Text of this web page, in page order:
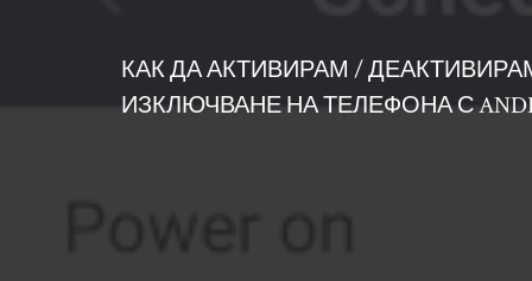
КАК ДА АКТИВИРАМ /
ИЗКЛЮЧВАНЕ НА ТЕЛЕФОНА С